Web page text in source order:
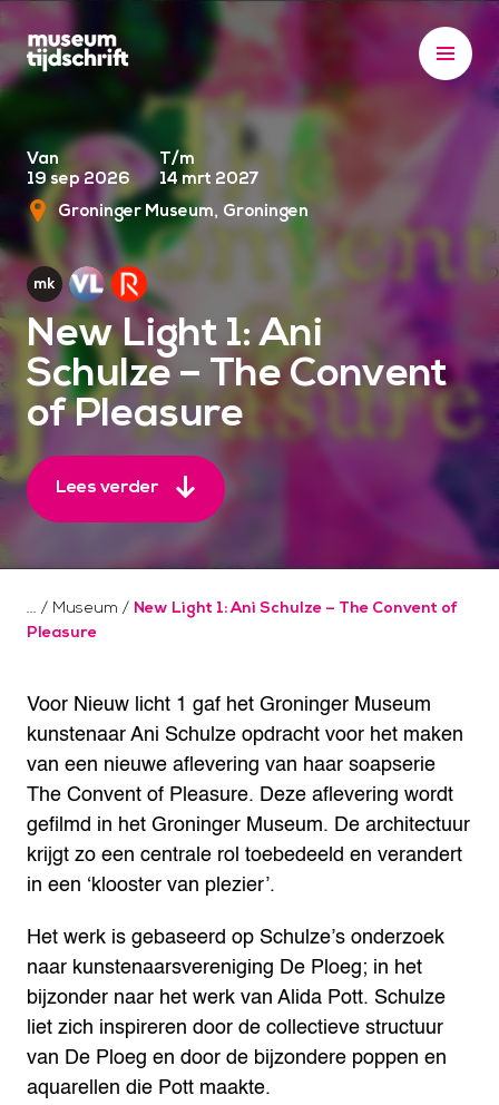
S
k
i
p
n
t
e
n
t
Van
19 sep 2026
T/m
14 mrt 2027
Groninger Museum Groningen
New Light 1: Ani
Schulze – The Convent
of Pleasure
Lees verder
/ Museum / New Light 1: Ani Schulze – The Convent of
Pleasure
Voor Nieuw licht 1 gaf het Groninger Museum
kunstenaar Ani Schulze opdracht voor het maken
van een nieuwe aflevering van haar soapserie
The Convent of Pleasure. Deze aflevering wordt
gefilmd in het Groninger Museum. De architectuur
krijgt zo een centrale rol toebedeeld en verandert
in een ‘klooster van plezier’.
Het werk is gebaseerd op Schulze’s onderzoek
naar kunstenaarsvereniging De Ploeg; in het
bijzonder naar het werk van Alida Pott. Schulze
liet zich inspireren door de collectieve structuur
van De Ploeg en door de bijzondere poppen en
aquarellen die Pott maakte.